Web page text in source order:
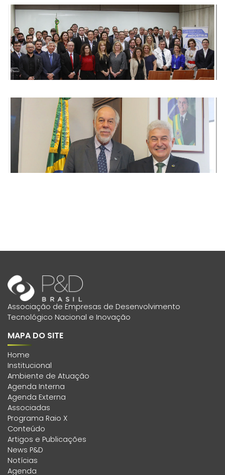
Associação de Empresas de Desenvolvimento
Tecnológico Nacional e Inovação
MAPA DO SITE
Home
Institucional
Ambiente de Atuação
Agenda Interna
Agenda Externa
Associadas
Programa Raio X
Conteúdo
Artigos e Publicações
News P&D
Notícias
Agenda